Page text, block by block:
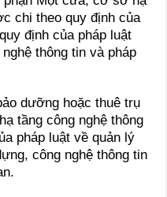
chi theo quy định của
định của pháp luật
thông tin và pháp
dưỡng hoặc thuê trụ
tầng công nghệ thông
pháp luật về quản lý
công nghệ thông tin